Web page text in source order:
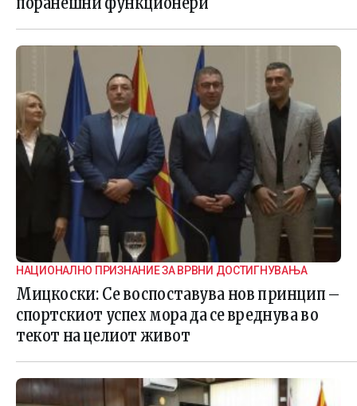
НАЦИОНАЛНО ПРИЗНАНИЕ ЗА ВРВНИ ДОСТИГНУВАЊА
Мицкоски: Се воспоставува нов принцип –
спортскиот успех мора да се вреднува во
текот на целиот живот